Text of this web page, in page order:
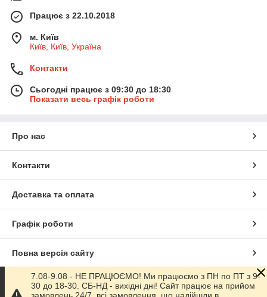
Працює з 22.10.2018
м. Київ
Київ, Київ, Україна
Контакти
Сьогодні працює з 09:30 до 18:30
Показати весь графік роботи
Про нас
Контакти
Доставка та оплата
Графік роботи
Повна версія сайту
Сайт створено на маркетплейсіProm.ua
7.08-9.08 - НЕ ПРАЦЮЄМО! Ми працюємо з ПН по ПТ з 9-
30 до 18-30. СБ-НД - вихідні дні! Сайт працює на прийом